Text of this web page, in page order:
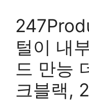
털이 내
드 만능
크블랙,